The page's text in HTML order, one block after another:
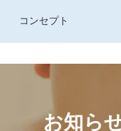
コンセプト
お知ら